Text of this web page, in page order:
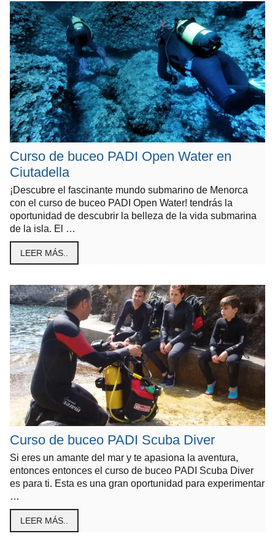
Curso de buceo PADI Open Water en
Ciutadella
¡Descubre el fascinante mundo submarino de Menorca
con el curso de buceo PADI Open Water! tendrás la
oportunidad de descubrir la belleza de la vida submarina
de la isla. El …
LEER MÁS..
Curso de buceo PADI Scuba Diver
Si eres un amante del mar y te apasiona la aventura,
entonces entonces el curso de buceo PADI Scuba Diver
es para ti. Esta es una gran oportunidad para experimentar
LEER MÁS..